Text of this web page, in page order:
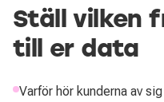
Ställ vilken
till er data
Varför hör kunderna av